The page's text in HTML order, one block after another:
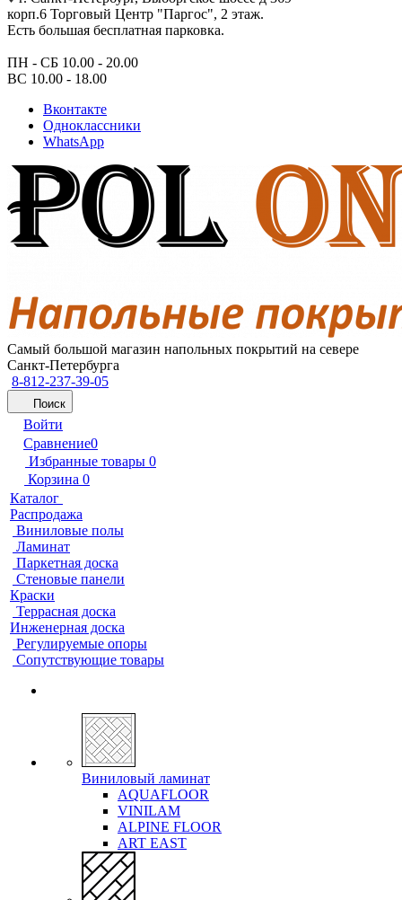
корп.6 Торговый Центр "Паргос", 2 этаж.
Есть большая бесплатная парковка.
ПН - СБ 10.00 - 20.00
ВС 10.00 - 18.00
Вконтакте
Одноклассники
WhatsApp
Самый большой магазин напольных покрытий на севере
Санкт-Петербурга
8-812-237-39-05
Поиск
Войти
Сравнение0
Избранные товары 0
Корзина 0
Каталог
Распродажа
Виниловые полы
Ламинат
Паркетная доска
Стеновые панели
Краски
Террасная доска
Инженерная доска
Регулируемые опоры
Сопутствующие товары
Виниловый ламинат
AQUAFLOOR
VINILAM
ALPINE FLOOR
ART EAST